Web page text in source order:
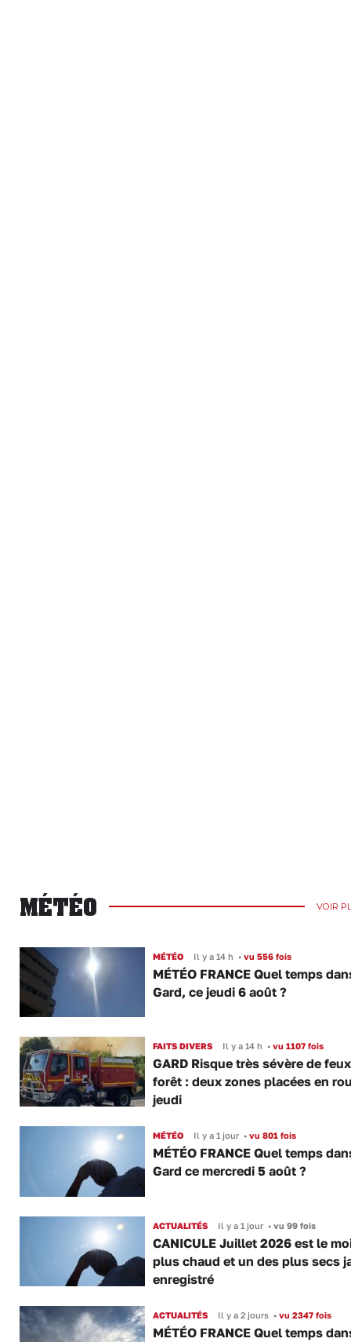
MÉTÉO VOIR
MÉTÉO Il y a 14 h •vu 556 fois
MÉTÉO FRANCE Quel temps
Gard, ce jeudi 6 août ?
FAITS DIVERS Il y a 14 h •vu 1107 fois
GARD Risque très sévère de
forêt : deux zones placées en
jeudi
MÉTÉO Il y a 1 jour •vu 801 fois
MÉTÉO FRANCE Quel temps
Gard ce mercredi 5 août ?
ACTUALITÉS Il y a 1 jour •vu 99 fois
CANICULE Juillet 2026 est le
plus chaud et un des plus secs
enregistré
ACTUALITÉS Il y a 2 jours •vu 2347 fois
MÉTÉO FRANCE Quel temps